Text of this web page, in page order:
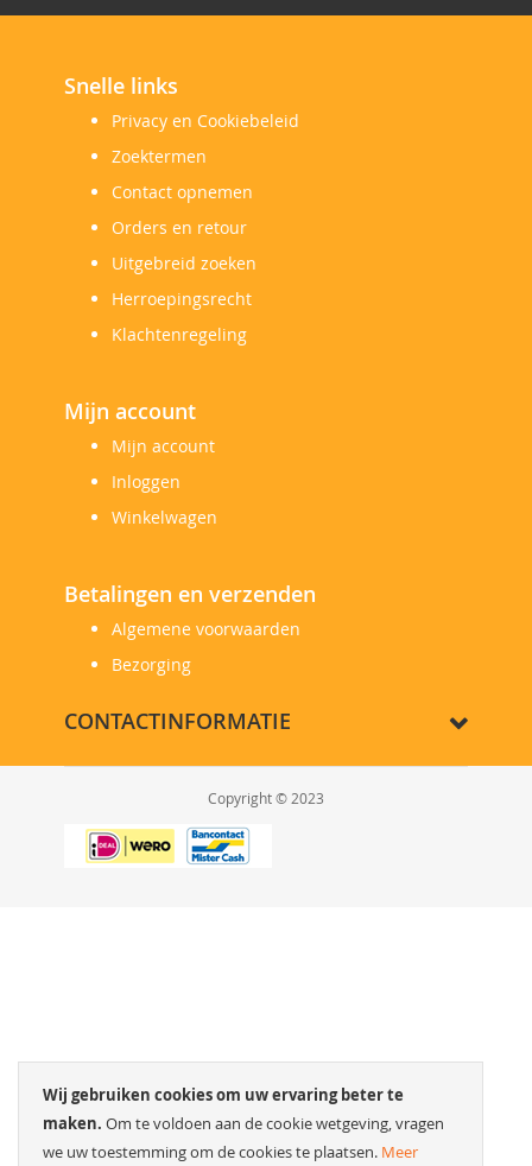
Wij gebruiken cookies om uw ervaring beter te
maken. Om te voldoen aan de cookie wetgeving, vragen
we uw toestemming om de cookies te plaatsen. Meer
Snelle links
Privacy en Cookiebeleid
Zoektermen
Contact opnemen
Orders en retour
Uitgebreid zoeken
Herroepingsrecht
Klachtenregeling
Mijn account
Mijn account
Inloggen
Winkelwagen
Betalingen en verzenden
Algemene voorwaarden
Bezorging
CONTACTINFORMATIE
Copyright © 2023